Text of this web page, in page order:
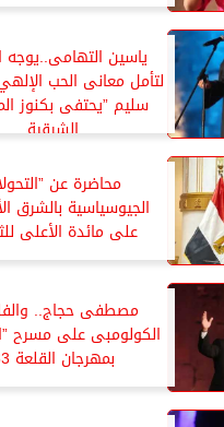
ياسين التهامى..يوجه
لتأمل معانى الحب
سليم ”يحتفى بكنوز
الشرقية
محاضرة عن
الجيوسياسية بالشرق
على مائدة الأعلى
مصطفى حجاج..
الكولومبى على مسرح
بمهرجان القلعة 33